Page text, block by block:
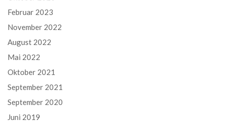
Februar 2023
November 2022
August 2022
Mai 2022
Oktober 2021
September 2021
September 2020
Juni 2019